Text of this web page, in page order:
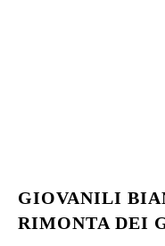
GIOVANILI
RIMONTA DEI